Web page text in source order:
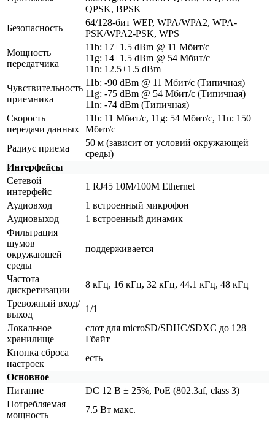
QPSK, BPSK
Безопасность
64/128-бит WEP, WPA/WPA2, WPA-
PSK/WPA2-PSK, WPS
Мощность
передатчика
11b: 17±1.5 dBm @ 11 Мбит/с
11g: 14±1.5 dBm @ 54 Мбит/с
11n: 12.5±1.5 dBm
Чувствительность
приемника
11b: -90 dBm @ 11 Мбит/с (Типичная)
11g: -75 dBm @ 54 Мбит/с (Типичная)
11n: -74 dBm (Типичная)
Скорость
передачи данных
11b: 11 Мбит/с, 11g: 54 Мбит/с, 11n: 150
Мбит/с
Радиус приема
50 м (зависит от условий окружающей
среды)
Интерфейсы
Сетевой
интерфейс
1 RJ45 10M/100M Ethernet
Аудиовход
1 встроенный микрофон
Аудиовыход
1 встроенный динамик
Фильтрация
шумов
окружающей
среды
поддерживается
Частота
дискретизации
8 кГц, 16 кГц, 32 кГц, 44.1 кГц, 48 кГц
Тревожный вход/
выход
1/1
Локальное
хранилище
слот для microSD/SDHC/SDXC до 128
Гбайт
Кнопка сброса
настроек
есть
Основное
Питание
DC 12 В ± 25%, PoE (802.3af, class 3)
Потребляемая
мощность
7.5 Вт макс.